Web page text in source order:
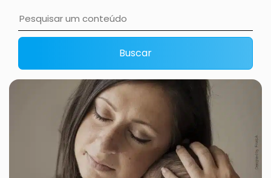
Buscar